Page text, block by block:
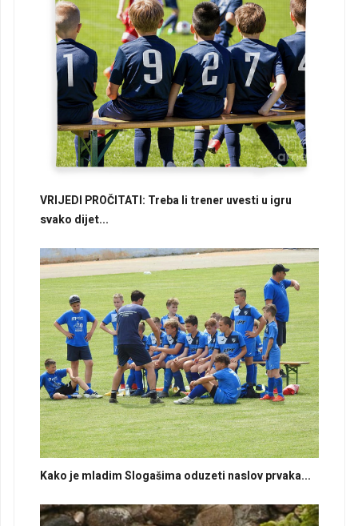
VRIJEDI PROČITATI: Treba li trener uvesti u igru
svako dijet...
Kako je mladim Slogašima oduzeti naslov prvaka...